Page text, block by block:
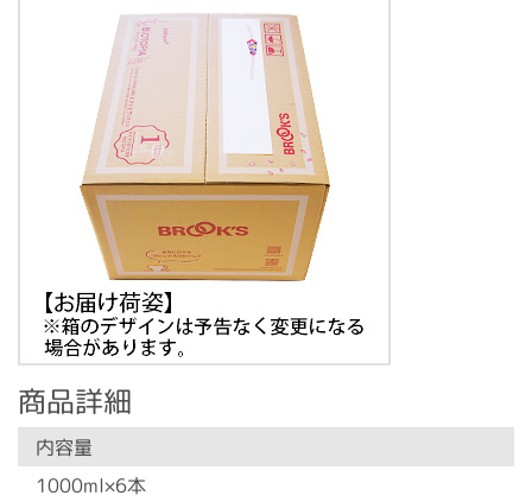
商品詳細
内容量
1000ml×6本